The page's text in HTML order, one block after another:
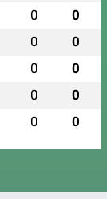
0 0
0 0
0 0
0 0
0 0